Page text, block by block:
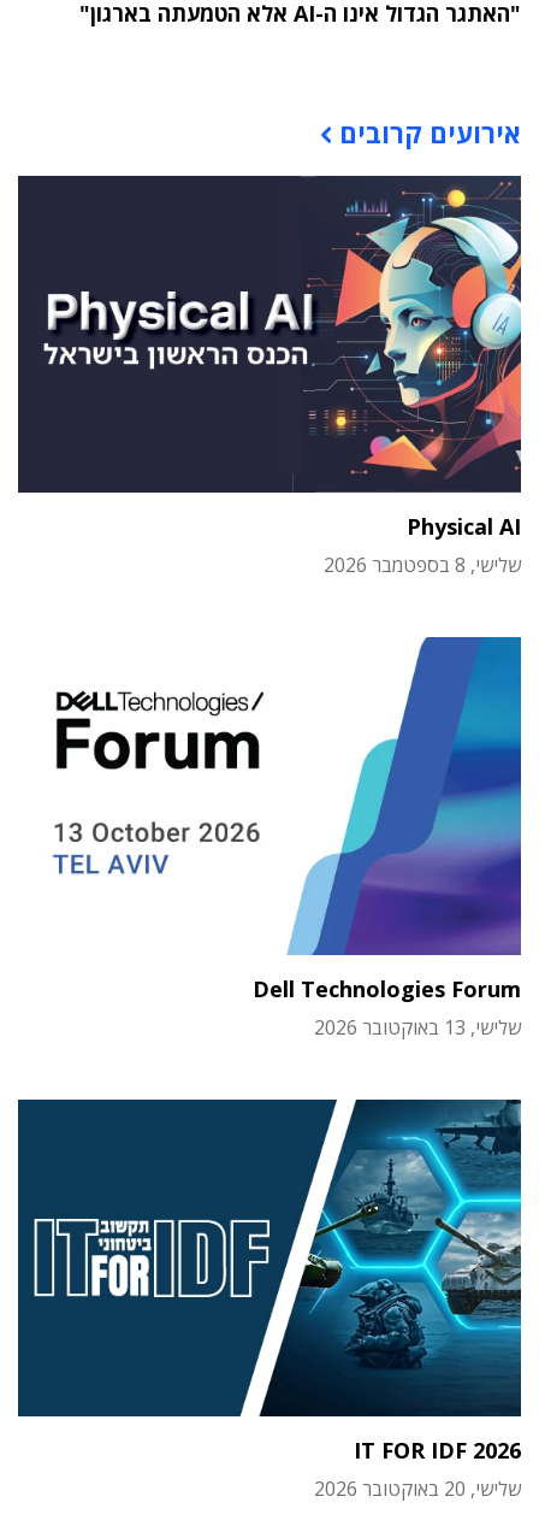
"האתגר הגדול אינו ה-AI אלא הטמעתה בארגון"
אירועים קרובים
Physical AI
שלישי, 8 בספטמבר 2026
Dell Technologies Forum
שלישי, 13 באוקטובר 2026
IT FOR IDF 2026
שלישי, 20 באוקטובר 2026